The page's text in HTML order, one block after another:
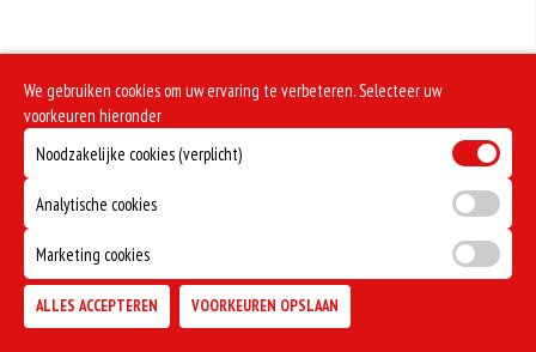
We gebruiken cookies om uw ervaring te verbeteren. Selecteer uw
voorkeuren hieronder
Noodzakelijke cookies (verplicht)
Analytische cookies
Marketing cookies
ALLES ACCEPTEREN VOORKEUREN OPSLAAN